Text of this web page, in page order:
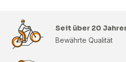
Seit über 20
Bewährte Qualität